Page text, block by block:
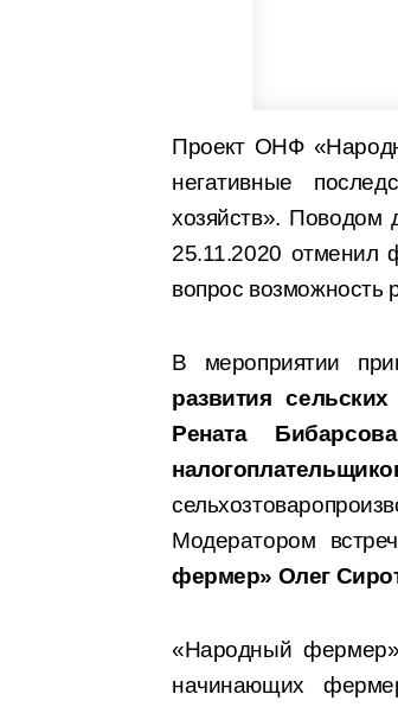
Проект ОНФ
негативные
хозяйств». Поводом
25.11.2020 отменил
вопрос возможность
В мероприятии
развития
Рената Бибарсова
Модератором
фермер» Олег
«Народный
начинающих